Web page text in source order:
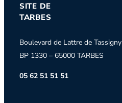
SITE DE
TARBES
Boulevard de Lattre de Tassigny
BP 1330 – 65000 TARBES
05 62 51 51 51